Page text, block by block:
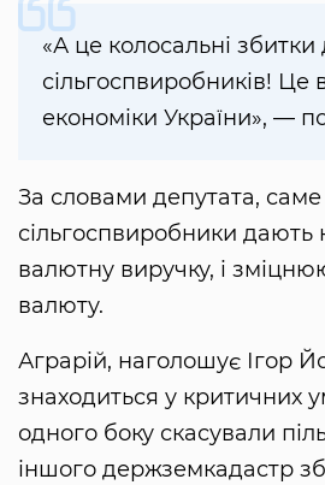
«А це колосальні збитки
сільгоспвиробників! Це
економіки України», —
За словами депутата, саме
сільгоспвиробники дають
валютну виручку, і
валюту.
Аграрій, наголошує Ігор
знаходиться у критичних
одного боку скасували
іншого держземкадастр